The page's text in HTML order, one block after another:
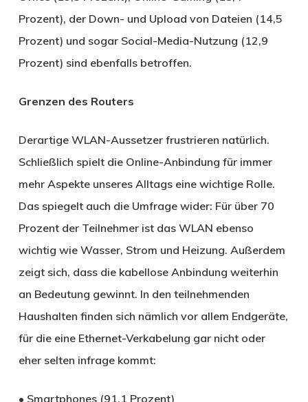
Prozent), der Down- und Upload von Dateien (14,5
Prozent) und sogar Social-Media-Nutzung (12,9
Prozent) sind ebenfalls betroffen.
Grenzen des Routers
Derartige WLAN-Aussetzer frustrieren natürlich.
Schließlich spielt die Online-Anbindung für immer
mehr Aspekte unseres Alltags eine wichtige Rolle.
Das spiegelt auch die Umfrage wider: Für über 70
Prozent der Teilnehmer ist das WLAN ebenso
wichtig wie Wasser, Strom und Heizung. Außerdem
zeigt sich, dass die kabellose Anbindung weiterhin
an Bedeutung gewinnt. In den teilnehmenden
Haushalten finden sich nämlich vor allem Endgeräte,
für die eine Ethernet-Verkabelung gar nicht oder
eher selten infrage kommt:
• Smartphones (91,1 Prozent)